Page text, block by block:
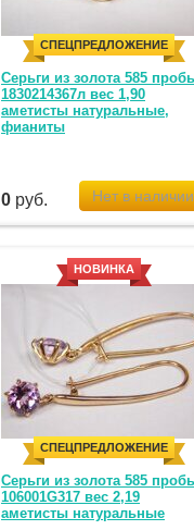
СПЕЦПРЕДЛОЖЕНИЕ
Серьги из золота 585
1830214367л вес 1,90
аметисты натуральные,
фианиты
0 руб.
НОВИНКА
СПЕЦПРЕДЛОЖЕНИЕ
Серьги из золота 585
106001G317 вес 2,19
аметисты натуральные